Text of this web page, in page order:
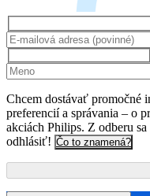
Chcem dostávať promočné
preferencií a správania – o
akciách Philips. Z odberu
odhlásiť! Čo to znamená?